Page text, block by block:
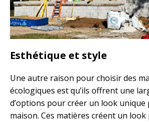
Esthétique et style
Une autre raison pour choisir des
écologiques est qu’ils offrent une
d’options pour créer un look
maison. Ces matières créent un